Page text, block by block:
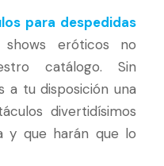
para despedidas
eróticos no
catálogo. Sin
a tu disposición una
divertidísimos
y que harán que lo